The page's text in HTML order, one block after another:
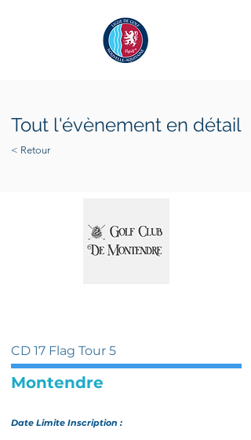
Tout l'évènement en détail
< Retour
CD 17 Flag Tour 5
Montendre
Date Limite Inscription :